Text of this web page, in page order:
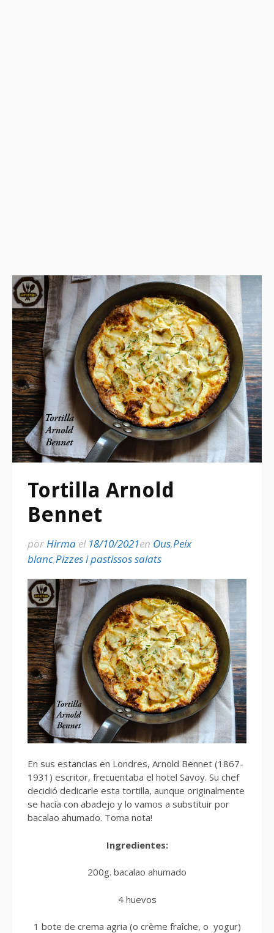
Tortilla Arnold
Bennet
porHirma el 18/10/2021en Ous,Peix
blanc,Pizzes i pastissos salats
En sus estancias en Londres, Arnold Bennet (1867-
1931) escritor, frecuentaba el hotel Savoy. Su chef
decidió dedicarle esta tortilla, aunque originalmente
se hacía con abadejo y lo vamos a substituir por
bacalao ahumado. Toma nota!
Ingredientes:
200g. bacalao ahumado
4 huevos
1 bote de crema agria (o crème fraîche, o yogur)